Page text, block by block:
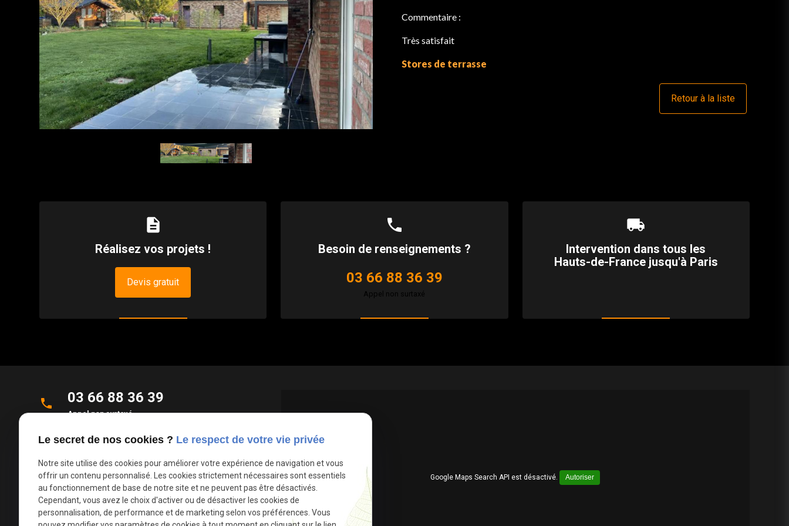
Commentaire :
Très satisfait
Stores de terrasse
Retour à la liste
description
Réalisez vos projets !
Devis gratuit
phone
Besoin de renseignements ?
03 66 88 36 39
Appel non surtaxé
local_shipping
Intervention dans tous les
Hauts-de-France jusqu'à Paris
phone 03 66 88 36 39
Appel non surtaxé
place
Allée des Roseaux
59270 Bailleul
mail contact@deco-stores.com
Google Maps Search API est désactivé. Autoriser
Le secret de nos cookies ? Le respect de votre vie privée
Notre site utilise des cookies pour améliorer votre expérience de navigation et vous
offrir un contenu personnalisé. Les cookies strictement nécessaires sont essentiels
au fonctionnement de base de notre site et ne peuvent pas être désactivés.
Cependant, vous avez le choix d'activer ou de désactiver les cookies de
personnalisation, de performance et de marketing selon vos préférences. Vous